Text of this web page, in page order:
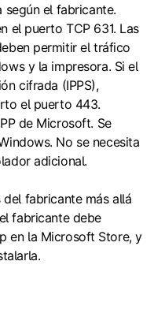
el fabricante.
el puerto TCP 631. Las
permitir el tráfico
y la impresora. Si el
cifrada (IPPS),
el puerto 443.
de Microsoft. Se
No se necesita
adicional.
fabricante más allá
fabricante debe
en la Microsoft Store, y